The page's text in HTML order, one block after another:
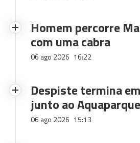
Homem percorre
com uma cabra
06 ago 2026 16:22
Despiste termina
junto ao Aquaparque
06 ago 2026 15:13